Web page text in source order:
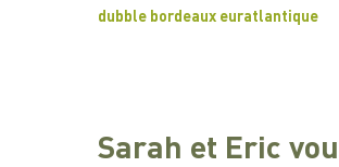
dubble bordeaux euratlantique
Sarah et Eric